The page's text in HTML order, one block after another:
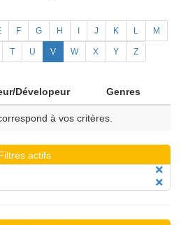
F G H J K L M
T U V W X Y Z
Dévelopeur Genres
à vos critères.
actifs